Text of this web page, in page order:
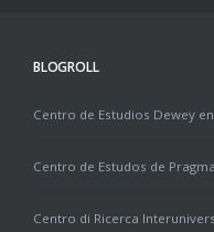
BLOGROLL
Centro de Estudios Dewey
Centro de Estudos de
Centro di Ricerca